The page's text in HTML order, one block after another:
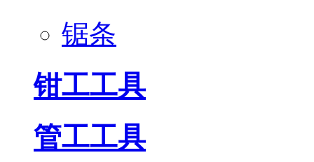
锯条
钳工工具
管工工具